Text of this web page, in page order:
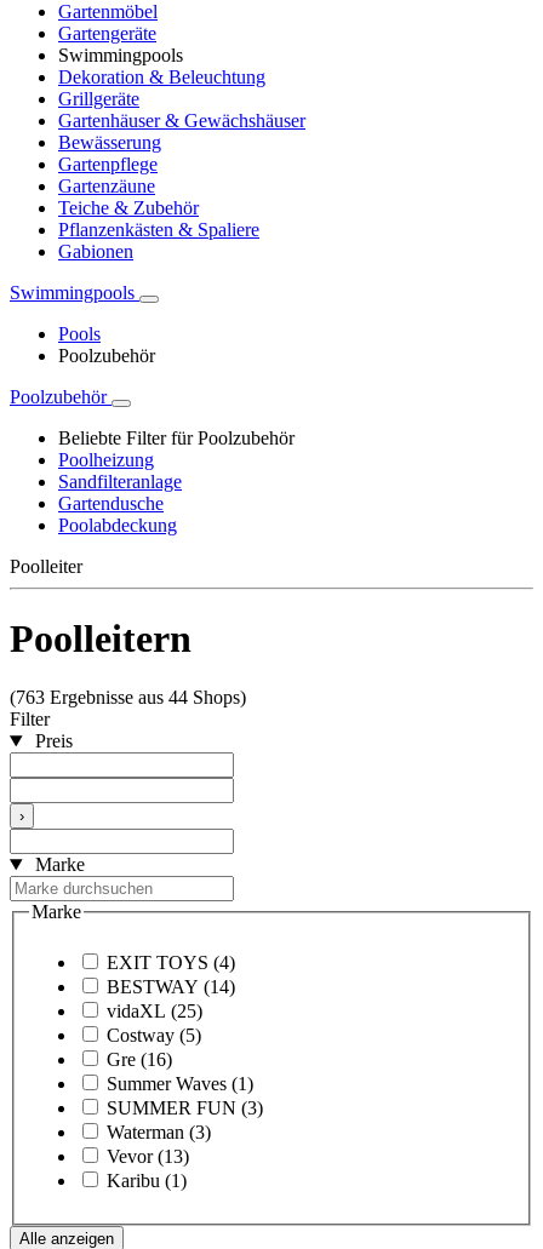
Gartenmöbel
Gartengeräte
Swimmingpools
Dekoration & Beleuchtung
Grillgeräte
Gartenhäuser & Gewächshäuser
Bewässerung
Gartenpflege
Gartenzäune
Teiche & Zubehör
Pflanzenkästen & Spaliere
Gabionen
Swimmingpools
Pools
Poolzubehör
Poolzubehör
Beliebte Filter für Poolzubehör
Poolheizung
Sandfilteranlage
Gartendusche
Poolabdeckung
Poolleiter
Poolleitern
(763 Ergebnisse aus 44 Shops)
Filter
Preis
›
Marke
Marke
EXIT TOYS (4)
BESTWAY (14)
vidaXL (25)
Costway (5)
Gre (16)
Summer Waves (1)
SUMMER FUN (3)
Waterman (3)
Vevor (13)
Karibu (1)
Alle anzeigen